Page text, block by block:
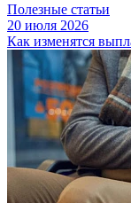
Полезные статьи
20 июля 2026
Как изменятся